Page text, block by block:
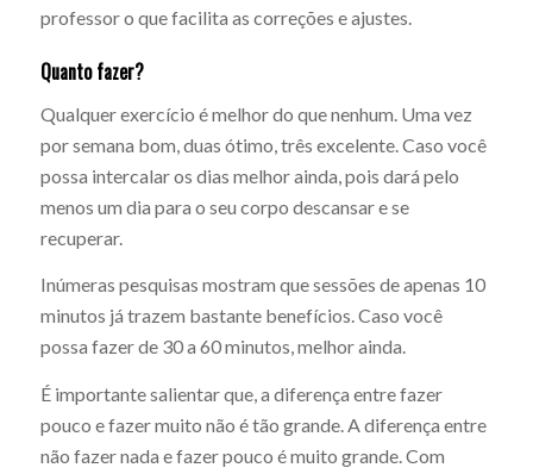
professor o que facilita as correções e ajustes.
Quanto fazer?
Qualquer exercício é melhor do que nenhum. Uma vez
por semana bom, duas ótimo, três excelente. Caso você
possa intercalar os dias melhor ainda, pois dará pelo
menos um dia para o seu corpo descansar e se
recuperar.
Inúmeras pesquisas mostram que sessões de apenas 10
minutos já trazem bastante benefícios. Caso você
possa fazer de 30 a 60 minutos, melhor ainda.
É importante salientar que, a diferença entre fazer
pouco e fazer muito não é tão grande. A diferença entre
não fazer nada e fazer pouco é muito grande. Com